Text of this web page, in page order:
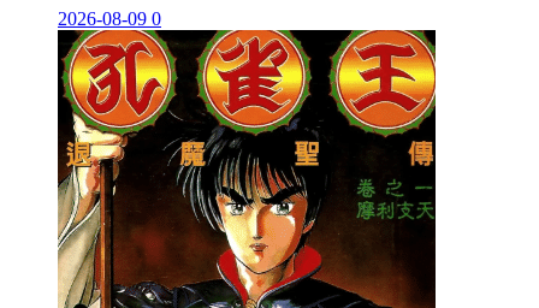
2026-08-09 0